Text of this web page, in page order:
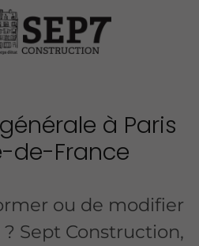
à Paris
de-France
ou de modifier
Sept Construction,